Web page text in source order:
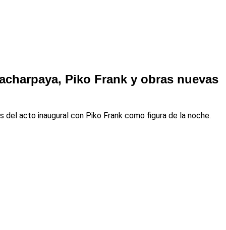
Piko Frank y obras nuevas
del acto inaugural con Piko Frank como figura de la noche.